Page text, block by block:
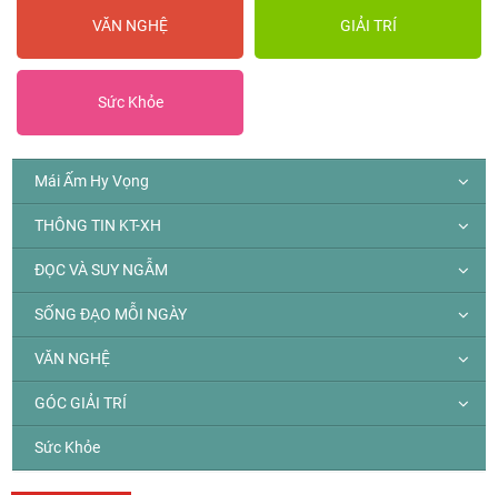
VĂN NGHỆ GIẢI TRÍ
Sức Khỏe
Mái Ấm Hy Vọng
THÔNG TIN KT-XH
ĐỌC VÀ SUY NGẪM
SỐNG ĐẠO MỖI NGÀY
VĂN NGHỆ
GÓC GIẢI TRÍ
Sức Khỏe